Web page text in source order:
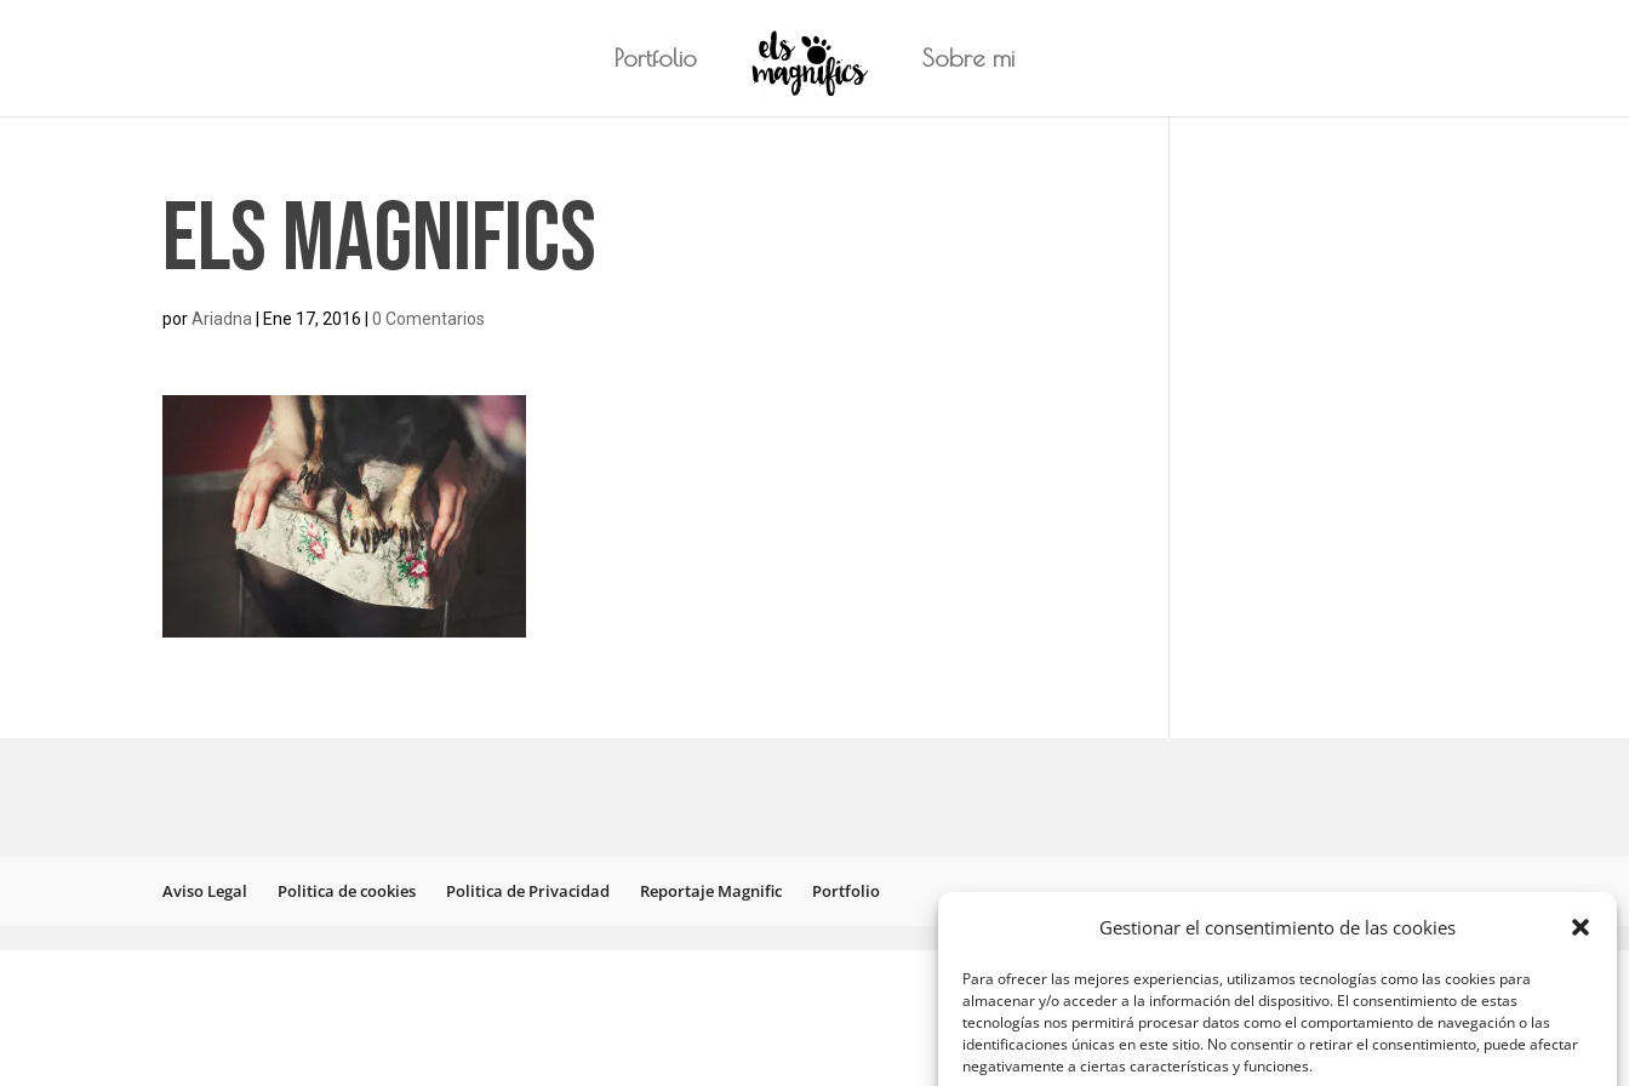
Gestionar el consentimiento de las cookies
Para ofrecer las mejores experiencias, utilizamos tecnologías como las cookies para
almacenar y/o acceder a la información del dispositivo. El consentimiento de estas
tecnologías nos permitirá procesar datos como el comportamiento de navegación o las
identificaciones únicas en este sitio. No consentir o retirar el consentimiento, puede afectar
negativamente a ciertas características y funciones.
Portfolio Sobre mi
Els Magnifics
porAriadna Ene 17, 2016 |0 Comentarios
Aviso Legal Politica de cookies Politica de Privacidad Reportaje Magnific Portfolio